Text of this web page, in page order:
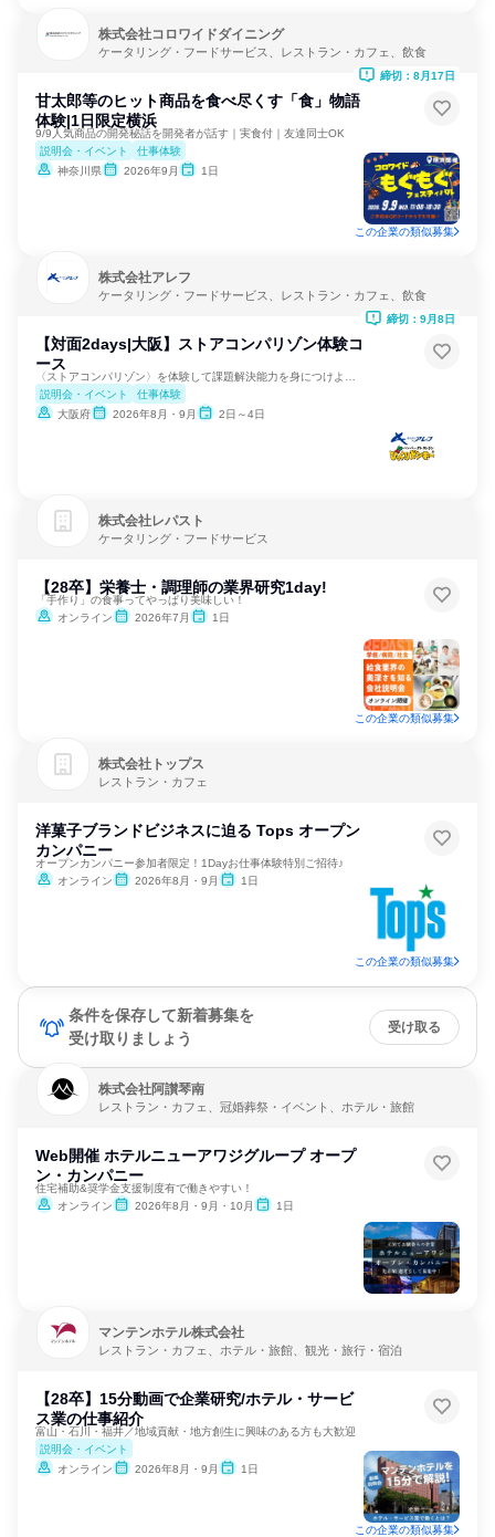
株式会社コロワイドダイニング
ケータリング・フードサービス、レストラン・カフェ、飲食
甘太郎等のヒット商品を食べ尽くす「食」物語
体験|1日限定横浜
9/9人気商品の開発秘話を開発者が話す｜実食付｜友達同士OK
説明会・イベント
仕事体験
神奈川県
2026年9月 1日
締切：8月17日
この企業の類似募集
株式会社アレフ
ケータリング・フードサービス、レストラン・カフェ、飲食
【対面2days|大阪】ストアコンパリゾン体験コ
ース
説明会・イベント
仕事体験
大阪府
2026年8月・9月 2日～4日
締切：9月8日
株式会社レパスト
ケータリング・フードサービス
【28卒】栄養士・調理師の業界研究1day!
「手作り」の食事ってやっぱり美味しい！
オンライン
2026年7月 1日
この企業の類似募集
株式会社トップス
レストラン・カフェ
洋菓子ブランドビジネスに迫る Tops オープン
カンパニー
オープンカンパニー参加者限定！1Dayお仕事体験特別ご招待♪
オンライン
2026年8月・9月 1日
この企業の類似募集
条件を保存して新着募集を
受け取りましょう
受け取る
株式会社阿讃琴南
レストラン・カフェ、冠婚葬祭・イベント、ホテル・旅館
Web開催 ホテルニューアワジグループ オープ
ン・カンパニー
住宅補助&奨学金支援制度有で働きやすい！
オンライン
2026年8月・9月・10月 1日
マンテンホテル株式会社
レストラン・カフェ、ホテル・旅館、観光・旅行・宿泊
【28卒】15分動画で企業研究/ホテル・サービ
ス業の仕事紹介
富山・石川・福井／地域貢献・地方創生に興味のある方も大歓迎
説明会・イベント
オンライン
2026年8月・9月 1日
この企業の類似募集